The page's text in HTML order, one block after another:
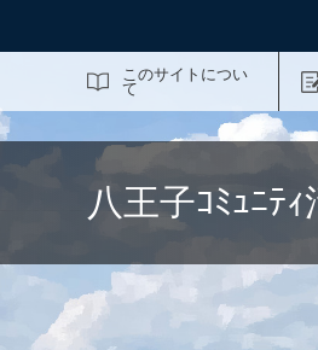
このサイトについ
て
八王子ｺﾐｭﾆﾃ